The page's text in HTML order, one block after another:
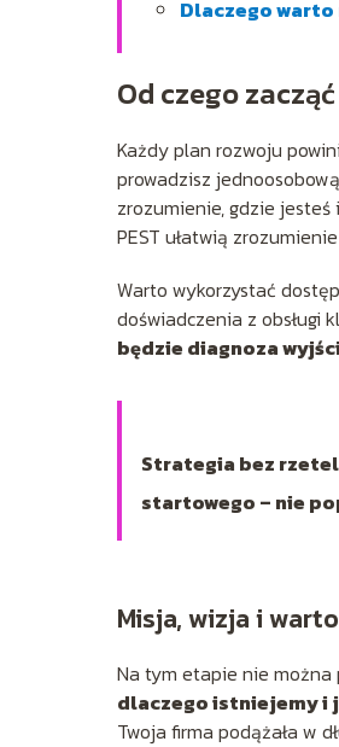
Dlaczego
Od czego
Każdy plan rozwoju
prowadzisz
zrozumienie, gdzie jesteś
PEST ułatwią
Warto wykorzystać
doświadczenia z obsługi
będzie diagnoza
Strategia bez
startowego – nie
Misja, wizja i
Na tym etapie nie można
dlaczego istniejemy i
Twoja firma podążała w